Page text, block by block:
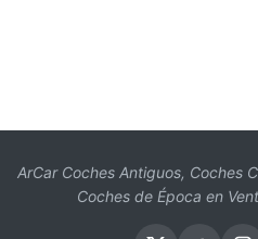
ArCar Coches Antiguos, Coches
Coches de Época en